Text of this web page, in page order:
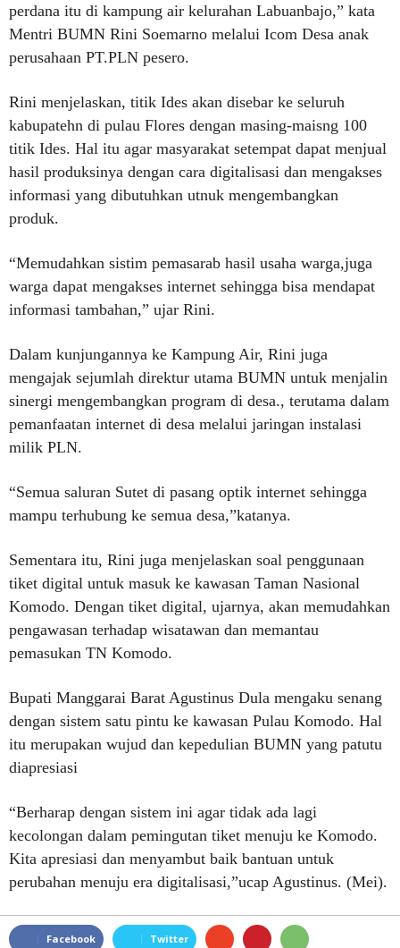
perdana itu di kampung air kelurahan Labuanbajo,” kata
Mentri BUMN Rini Soemarno melalui Icom Desa anak
perusahaan PT.PLN pesero.
Rini menjelaskan, titik Ides akan disebar ke seluruh
kabupatehn di pulau Flores dengan masing-maisng 100
titik Ides. Hal itu agar masyarakat setempat dapat menjual
hasil produksinya dengan cara digitalisasi dan mengakses
informasi yang dibutuhkan utnuk mengembangkan
produk.
“Memudahkan sistim pemasarab hasil usaha warga,juga
warga dapat mengakses internet sehingga bisa mendapat
informasi tambahan,” ujar Rini.
Dalam kunjungannya ke Kampung Air, Rini juga
mengajak sejumlah direktur utama BUMN untuk menjalin
sinergi mengembangkan program di desa., terutama dalam
pemanfaatan internet di desa melalui jaringan instalasi
milik PLN.
“Semua saluran Sutet di pasang optik internet sehingga
mampu terhubung ke semua desa,”katanya.
Sementara itu, Rini juga menjelaskan soal penggunaan
tiket digital untuk masuk ke kawasan Taman Nasional
Komodo. Dengan tiket digital, ujarnya, akan memudahkan
pengawasan terhadap wisatawan dan memantau
pemasukan TN Komodo.
Bupati Manggarai Barat Agustinus Dula mengaku senang
dengan sistem satu pintu ke kawasan Pulau Komodo. Hal
itu merupakan wujud dan kepedulian BUMN yang patutu
diapresiasi
“Berharap dengan sistem ini agar tidak ada lagi
kecolongan dalam pemingutan tiket menuju ke Komodo.
Kita apresiasi dan menyambut baik bantuan untuk
perubahan menuju era digitalisasi,”ucap Agustinus. (Mei).
Facebook Twitter